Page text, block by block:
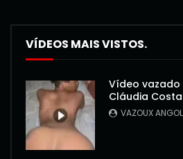
VÍDEOS MAIS VISTOS.
Vídeo
Cláudia Costa
VAZOUX